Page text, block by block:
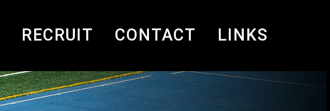
RECRUIT CONTACT LINKS